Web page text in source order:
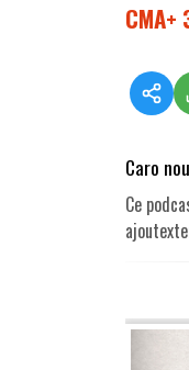
CMA+
Caro
Ce